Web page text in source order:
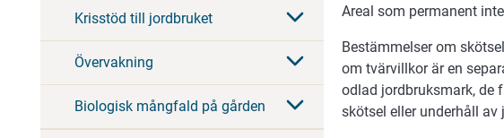
Krisstöd till jordbruket
Övervakning
Biologisk mångfald på gården
Areal som permanent
Bestämmelser om
om tvärvillkor är en
odlad jordbruksmark, de
skötsel eller underhåll av